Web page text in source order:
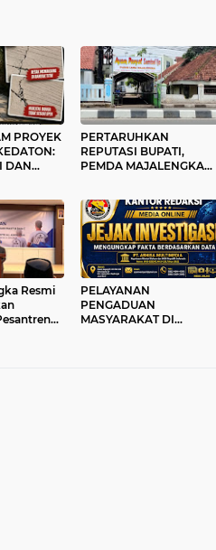
PROYEK
DAN
PARAH
PERTARUHKAN
REPUTASI BUPATI,
PEMDA MAJALENGKA
OLEH PEDAGANG AYAM
PENYET YANG DIDUGA
DIBEKINGI OKNUM
JAKSA.!!
Resmi
PELAYANAN
PENGADUAN
MASYARAKAT DI